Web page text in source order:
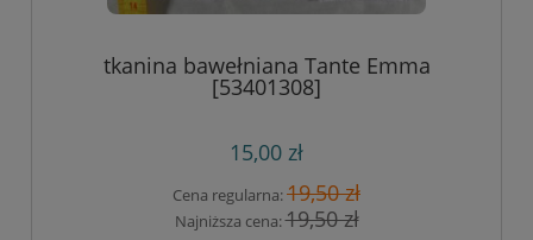
tkanina bawełniana Tante Emma
[53401308]
15,00 zł
Cena regularna:19,50 zł
Najniższa cena:19,50 zł